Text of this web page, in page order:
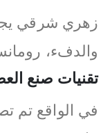
زهري شرقي
والدفء،
تقنيات صنع
في الواقع تم